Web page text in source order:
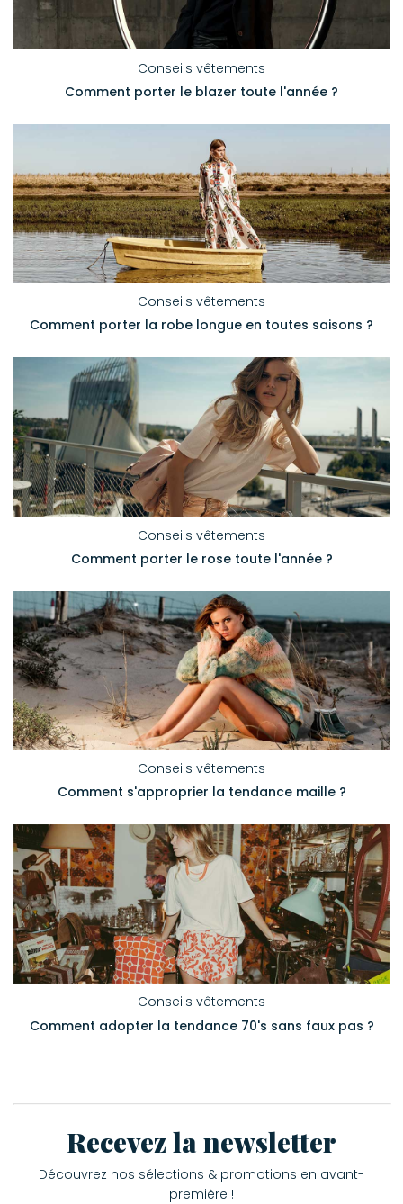
Conseils vêtements
Comment porter le blazer toute l'année ?
Conseils vêtements
Comment porter la robe longue en toutes saisons ?
Conseils vêtements
Comment porter le rose toute l'année ?
Conseils vêtements
Comment s'approprier la tendance maille ?
Conseils vêtements
Comment adopter la tendance 70's sans faux pas ?
Recevez la newsletter
Découvrez nos sélections & promotions en avant-
première !